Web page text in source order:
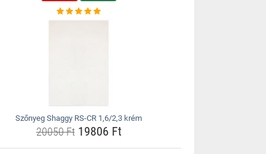
Szőnyeg Shaggy RS-CR 1,6/2,3 krém
20050 Ft19806 Ft